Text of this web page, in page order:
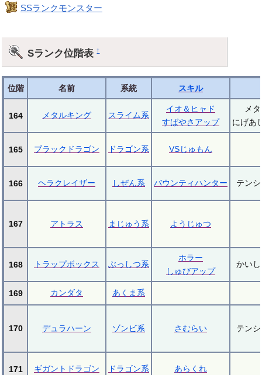
SSランクモンスター
Sランク位階表†
位階 名前 系統 スキル
164 メタルキング スライム系
イオ＆ヒャド
すばやさアップ
メ
にげあ
165 ブラックドラゴン ドラゴン系 VSじゅもん
166 ヘラクレイザー しぜん系 バウンティハンター テン
167 アトラス まじゅう系 ようじゅつ
168 トラップボックス ぶっしつ系
ホラー
しゅびアップ
かい
169 カンダタ あくま系
170 デュラハーン ゾンビ系 さむらい テン
171 ギガントドラゴン ドラゴン系 あらくれ